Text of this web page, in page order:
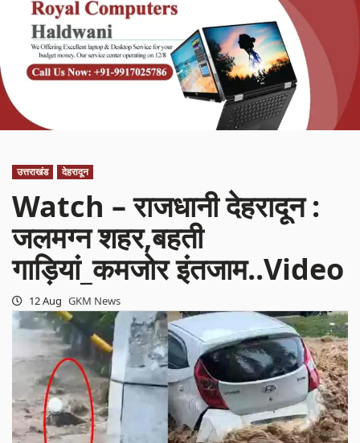
उत्तराखंड देहरादून
Watch – राजधानी देहरादून :
जलमग्न शहर,बहती
गाड़ियां_कमजोर इंतजाम..Video
12 Aug GKM News